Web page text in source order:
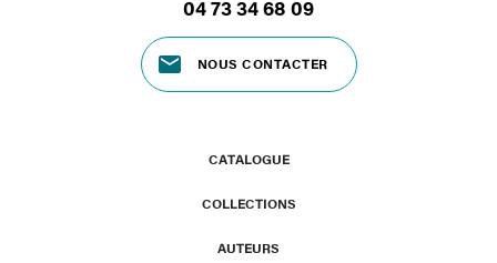
04 73 34 68 09
NOUS CONTACTER
CATALOGUE
COLLECTIONS
AUTEURS